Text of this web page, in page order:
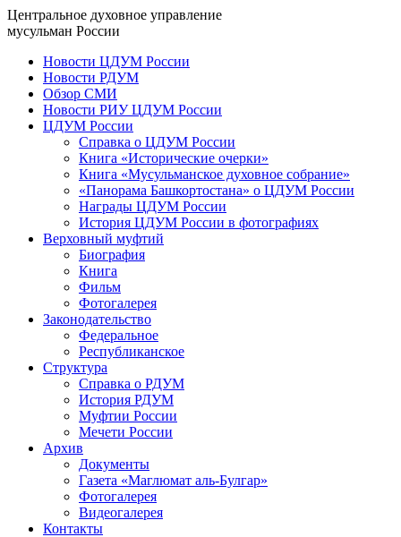
Центральное духовное управление
мусульман России
Новости ЦДУМ России
Новости РДУМ
Обзор СМИ
Новости РИУ ЦДУМ России
ЦДУМ России
Справка о ЦДУМ России
Книга «Исторические очерки»
Книга «Мусульманское духовное собрание»
«Панорама Башкортостана» о ЦДУМ России
Награды ЦДУМ России
История ЦДУМ России в фотографиях
Верховный муфтий
Биография
Книга
Фильм
Фотогалерея
Законодательство
Федеральное
Республиканское
Структура
Справка о РДУМ
История РДУМ
Муфтии России
Мечети России
Архив
Документы
Газета «Маглюмат аль-Булгар»
Фотогалерея
Видеогалерея
Контакты